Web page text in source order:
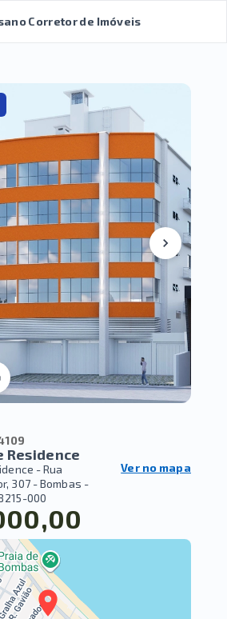
Corretor de Imóveis
Residence
-Rua
307 - Bombas -
000
Ver no mapa